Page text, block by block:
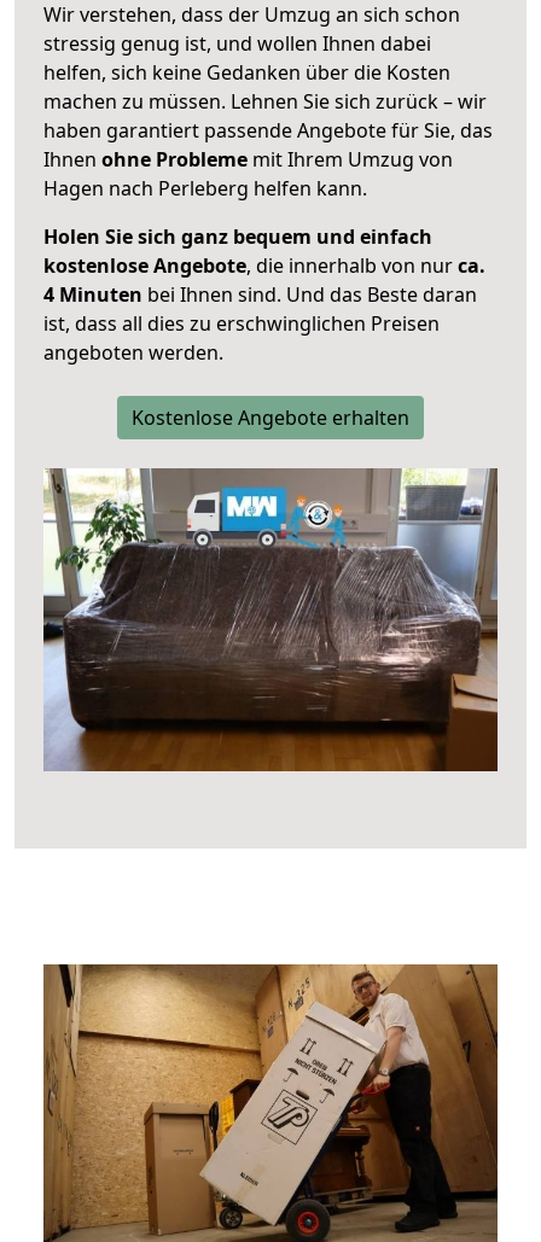
Wir verstehen, dass der Umzug an sich schon
stressig genug ist, und wollen Ihnen dabei
helfen, sich keine Gedanken über die Kosten
machen zu müssen. Lehnen Sie sich zurück – wir
haben garantiert passende Angebote für Sie, das
Ihnen ohne Probleme mit Ihrem Umzug von
Hagen nach Perleberg helfen kann.
Holen Sie sich ganz bequem und einfach
kostenlose Angebote, die innerhalb von nurca.
4 Minuten bei Ihnen sind. Und das Beste daran
ist, dass all dies zu erschwinglichen Preisen
angeboten werden.
Kostenlose Angebote erhalten